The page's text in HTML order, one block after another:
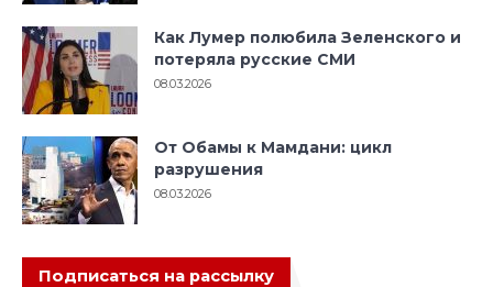
Как Лумер полюбила Зеленского и
потеряла русские СМИ
08.03.2026
От Обамы к Мамдани: цикл
разрушения
08.03.2026
Подписаться на рассылку